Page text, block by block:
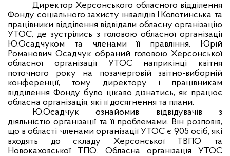
Директор Херсонського обласного відділення
Фонду соціального захисту інвалідів І.Колотинська та
працівники відділення відвідали обласну організацію
УТОС, де зустрілись з головою обласної організації
Ю.Осадчуком та членами її правління. Юрій
Романович Осадчук обраний головою Херсонської
обласної організації УТОС наприкінці квітня
поточного року на позачерговій звітно-виборній
конференції, тому директору і працівникам
відділення Фонду було цікаво дізнатись, як працює
обласна організація, які її досягнення та плани.
Ю.Осадчук ознайомив відвідувачів з
діяльністю організації та її проблемами. Він розповів,
що в області членами організації УТОС є 905 осіб, які
входять до складу Херсонської ТВПО та
Новокаховської ТПО. Обласна організація УТОС